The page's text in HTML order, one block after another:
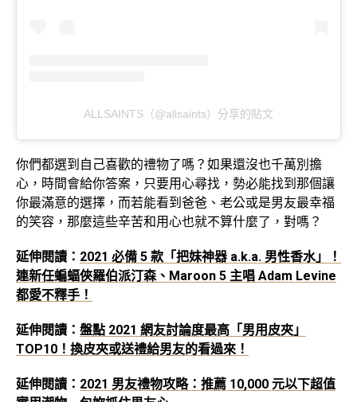
ALLSAINTS（@allsaints）分享的貼文
你們都選到自己喜歡的禮物了嗎？如果還沒也千萬別擔
心，時間會給你答案，只要用心尋找，勢必能找到那個讓
你最滿意的選擇，而若能看到爸爸、老公或是男友最幸福
的笑容，那麼這些辛苦和用心也就不算什麼了，對嗎？
延伸閱讀： 2021 必備 5 款「把妹神器 a.k.a. 男性香水」！
連新任蝙蝠俠羅伯派汀森、Maroon 5 主唱 Adam Levine
都愛不釋手！
延伸閱讀： 盤點 2021 網友討論度最高「男用皮夾」
TOP10！換皮夾或送禮給男友的看過來！
延伸閱讀： 2021 男友禮物攻略：推薦 10,000 元以下超值